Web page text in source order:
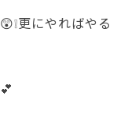
更にやればやる